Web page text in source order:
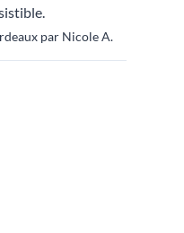
par Nicole A.